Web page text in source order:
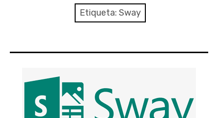
Ferramentas Digitais
Glossário de Psicologia
Psicologia – Biografias
Etiqueta: Sway